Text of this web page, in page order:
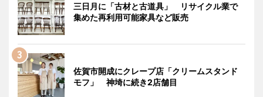
三日月に「古材と古道具」 リサイクル業で
集めた再利用可能家具など販売
佐賀市開成にクレープ店「クリームスタンド
モフ」 神埼に続き2店舗目